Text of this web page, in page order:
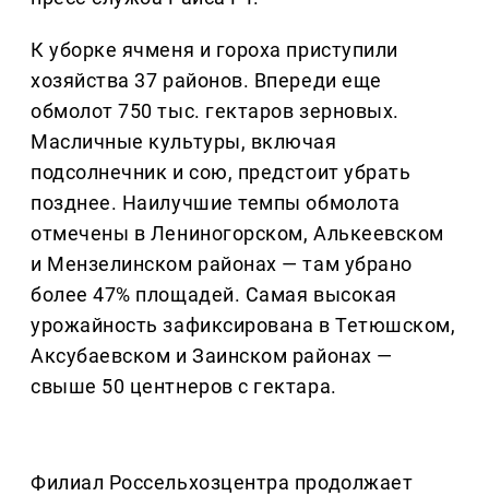
К уборке ячменя и гороха приступили
хозяйства 37 районов. Впереди еще
обмолот 750 тыс. гектаров зерновых.
Масличные культуры, включая
подсолнечник и сою, предстоит убрать
позднее. Наилучшие темпы обмолота
отмечены в Лениногорском, Алькеевском
и Мензелинском районах — там убрано
более 47% площадей. Самая высокая
урожайность зафиксирована в Тетюшском,
Аксубаевском и Заинском районах —
свыше 50 центнеров с гектара.
Филиал Россельхозцентра продолжает